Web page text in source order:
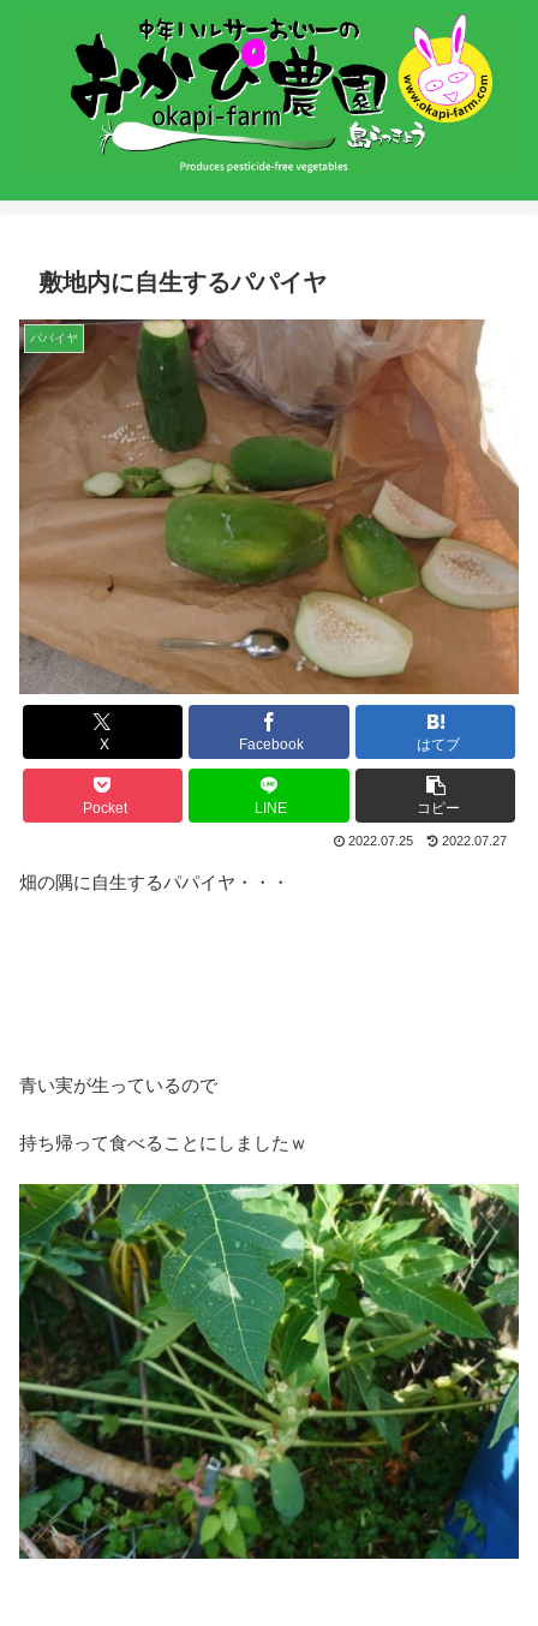
敷地内に自生するパパイヤ
パパイヤ
X Facebook はてブ
Pocket LINE コピー
2022.07.25 2022.07.27
畑の隅に自生するパパイヤ・・・
青い実が生っているので
持ち帰って食べることにしましたｗ